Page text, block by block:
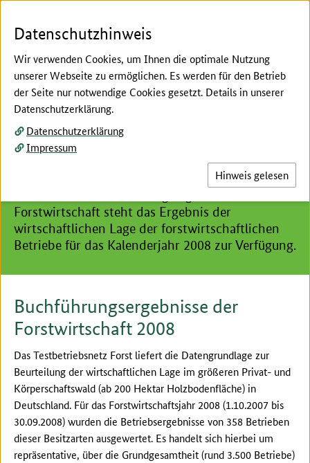
Hier beginnt der Hauptinhalt dieser Seite
Buchführungsergebnisse
Archiv Buchführungsergebnisse Forstwirtschaft
Forstwirtschaft steht das Ergebnis der
wirtschaftlichen Lage der forstwirtschaftlichen
Betriebe für das Kalenderjahr 2008 zur Verfügung.
Buchführungsergebnisse der
Forstwirtschaft 2008
Das Testbetriebsnetz Forst liefert die Datengrundlage zur
Beurteilung der wirtschaftlichen Lage im größeren Privat- und
Körperschaftswald (ab 200 Hektar Holzbodenfläche) in
Deutschland. Für das Forstwirtschaftsjahr 2008 (1.10.2007 bis
30.09.2008) wurden die Betriebsergebnisse von 358 Betrieben
dieser Besitzarten ausgewertet. Es handelt sich hierbei um
repräsentative, über die Grundgesamtheit (rund 3.500 Betriebe)
Datenschutzhinweis
Wir verwenden Cookies, um Ihnen die optimale Nutzung
unserer Webseite zu ermöglichen. Es werden für den Betrieb
der Seite nur notwendige Cookies gesetzt. Details in unserer
Datenschutzerklärung.
Datenschutzerklärung
Impressum
Hinweis gelesen